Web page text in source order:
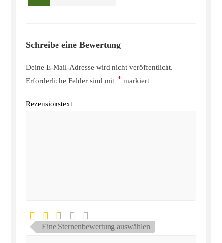
Schreibe eine Bewertung
Deine E-Mail-Adresse wird nicht veröffentlicht.
Erforderliche Felder sind mit * markiert
Rezensionstext
Eine Sternenbewertung auswählen